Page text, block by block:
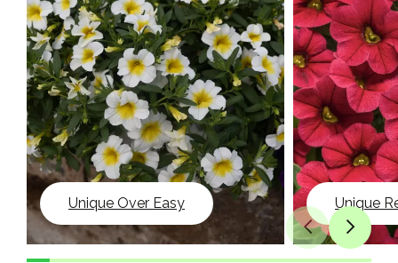
Unique Over Easy Unique